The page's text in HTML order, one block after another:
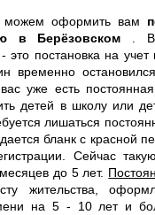
оформить вам
в Берёзовском
.
- это постановка на
временно
уже есть
детей в школу или
лишаться
бланк с красной
Сейчас
до 5 лет.
жительства,
на 5 - 10 лет и